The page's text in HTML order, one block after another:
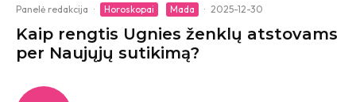
Panelė redakcija · Horoskopai Mada · 2025-12-30
Kaip rengtis Ugnies ženklų atstovams
per Naujųjų sutikimą?